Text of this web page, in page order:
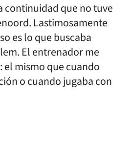
continuidad que no tuve
Lastimosamente
es lo que buscaba
El entrenador me
el mismo que cuando
o cuando jugaba con